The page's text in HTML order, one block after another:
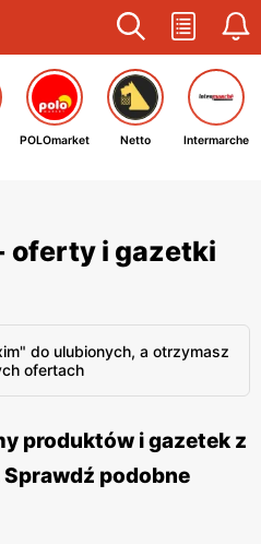
POLOmarket Netto Intermarche
oferty i gazetki
do ulubionych, a otrzymasz
ofertach
produktów i gazetek z
podobne